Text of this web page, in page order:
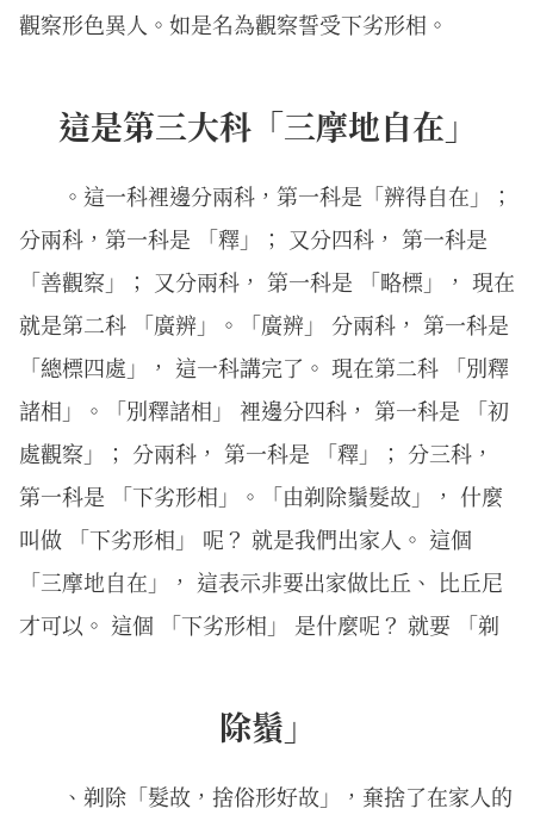
觀察形色異人。如是名為觀察誓受下劣形相。
這是第三大科「三摩地自在」
。這一科裡邊分兩科，第一科是「辨得自在」；
分兩科，第一科是 「釋」； 又分四科， 第一科是
「善觀察」； 又分兩科， 第一科是 「略標」， 現在
就是第二科 「廣辨」。「廣辨」 分兩科， 第一科是
「總標四處」， 這一科講完了。 現在第二科 「別釋
諸相」。「別釋諸相」 裡邊分四科， 第一科是 「初
處觀察」； 分兩科， 第一科是 「釋」； 分三科，
第一科是 「下劣形相」。「由剃除鬚髮故」， 什麼
叫做 「下劣形相」 呢？ 就是我們出家人。 這個
「三摩地自在」， 這表示非要出家做比丘、 比丘尼
才可以。 這個 「下劣形相」 是什麼呢？ 就要 「剃
除鬚」
、剃除「髮故，捨俗形好故」，棄捨了在家人的